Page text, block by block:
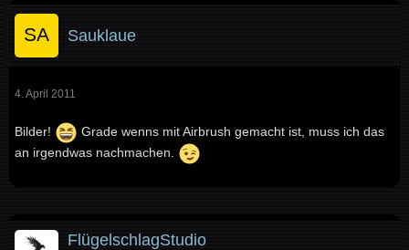
Sauklaue
4. April 2011
Bilder!
Grade wenns mit Airbrush gemacht ist, muss ich das
an irgendwas nachmachen.
FlügelschlagStudio